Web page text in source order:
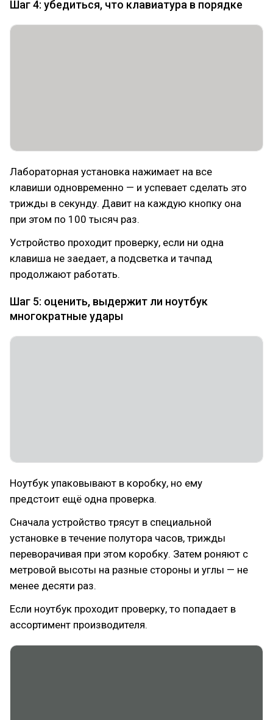
Шаг 4: убедиться, что клавиатура в порядке
Лабораторная установка нажимает на все
клавиши одновременно — и успевает сделать это
трижды в секунду. Давит на каждую кнопку она
при этом по 100 тысяч раз.
Устройство проходит проверку, если ни одна
клавиша не заедает, а подсветка и тачпад
продолжают работать.
Шаг 5: оценить, выдержит ли ноутбук
многократные удары
Ноутбук упаковывают в коробку, но ему
предстоит ещё одна проверка.
Сначала устройство трясут в специальной
установке в течение полутора часов, трижды
переворачивая при этом коробку. Затем роняют с
метровой высоты на разные стороны и углы — не
менее десяти раз.
Если ноутбук проходит проверку, то попадает в
ассортимент производителя.